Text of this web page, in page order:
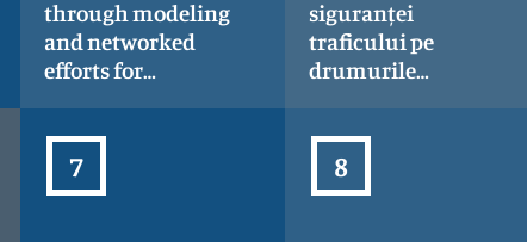
through modeling
and networked
efforts for
underlying
community
siguranței
traficului pe
drumurile
iluminarea
trecerilor de